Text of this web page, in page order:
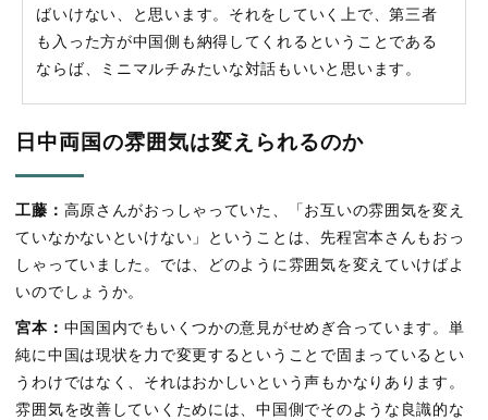
ばいけない、と思います。それをしていく上で、第三者
も入った方が中国側も納得してくれるということである
ならば、ミニマルチみたいな対話もいいと思います。
日中両国の雰囲気は変えられるのか
工藤： 高原さんがおっしゃっていた、「お互いの雰囲気を変え
ていなかないといけない」ということは、先程宮本さんもおっ
しゃっていました。では、どのように雰囲気を変えていけばよ
いのでしょうか。
宮本： 中国国内でもいくつかの意見がせめぎ合っています。単
純に中国は現状を力で変更するということで固まっているとい
うわけではなく、それはおかしいという声もかなりあります。
雰囲気を改善していくためには、中国側でそのような良識的な